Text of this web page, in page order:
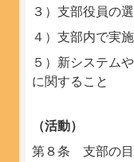
３）支部役員の
４）支部内で実
５）新システム
に関すること
（活動）
第８条 支部の目